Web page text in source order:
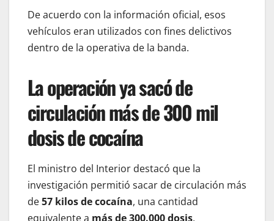
De acuerdo con la información oficial, esos
vehículos eran utilizados con fines delictivos
dentro de la operativa de la banda.
La operación ya sacó de
circulación más de 300 mil
dosis de cocaína
El ministro del Interior destacó que la
investigación permitió sacar de circulación más
de57 kilos de cocaína, una cantidad
equivalente a más de 300.000 dosis.